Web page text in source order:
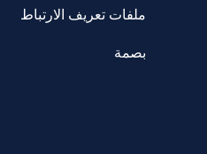
ملفات تعريف الارتباط
بصمة